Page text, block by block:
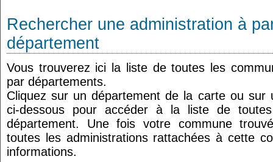
Rechercher une administration à
département
Vous trouverez ici la liste de toutes les
par départements.
Cliquez sur un département de la carte ou sur
ci-dessous pour accéder à la liste de
département. Une fois votre commune
toutes les administrations rattachées à cette
informations.